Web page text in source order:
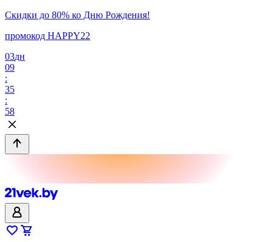
Скидки до 80% ко Дню Рождения!
промокод HAPPY22
03дн
09
:
35
:
58